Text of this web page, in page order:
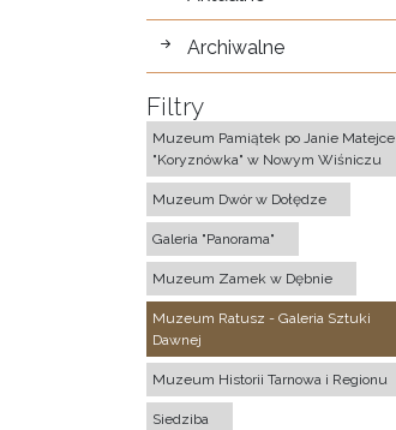
Archiwalne
Filtry
Muzeum Pamiątek po Janie Matejce
"Koryznówka" w Nowym Wiśniczu
Muzeum Dwór w Dołędze
Galeria "Panorama"
Muzeum Zamek w Dębnie
Muzeum Ratusz - Galeria Sztuki
Dawnej
Muzeum Historii Tarnowa i Regionu
Siedziba